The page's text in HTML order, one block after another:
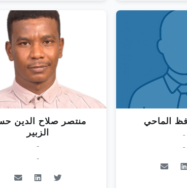
الماحي
-
-
منتصر صلاح الدين
الزبير
-
-